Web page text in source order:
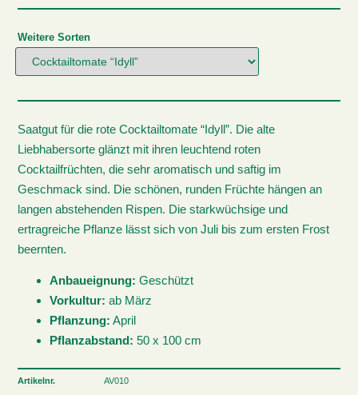
Weitere Sorten
Saatgut für die rote Cocktailtomate “Idyll”. Die alte
Liebhabersorte glänzt mit ihren leuchtend roten
Cocktailfrüchten, die sehr aromatisch und saftig im
Geschmack sind. Die schönen, runden Früchte hängen an
langen abstehenden Rispen. Die starkwüchsige und
ertragreiche Pflanze lässt sich von Juli bis zum ersten Frost
beernten.
Anbaueignung: Geschützt
Vorkultur: ab März
Pflanzung: April
Pflanzabstand: 50 x 100 cm
Artikelnr. AV010